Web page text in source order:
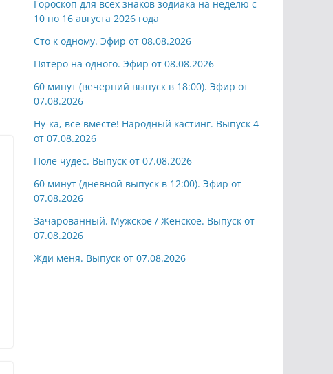
Гороскоп для всех знаков зодиака на неделю с
10 по 16 августа 2026 года
Сто к одному. Эфир от 08.08.2026
Пятеро на одного. Эфир от 08.08.2026
60 минут (вечерний выпуск в 18:00). Эфир от
07.08.2026
Ну-ка, все вместе! Народный кастинг. Выпуск 4
от 07.08.2026
Поле чудес. Выпуск от 07.08.2026
60 минут (дневной выпуск в 12:00). Эфир от
07.08.2026
Зачарованный. Мужское / Женское. Выпуск от
07.08.2026
Жди меня. Выпуск от 07.08.2026